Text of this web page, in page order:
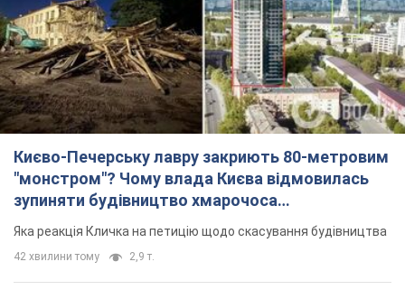
Києво-Печерську лавру закриють 80-метровим
"монстром"? Чому влада Києва відмовилась
зупиняти будівництво хмарочоса
"московського вірянина"
Яка реакція Кличка на петицію щодо скасування будівництва
42 хвилини тому 2,9 т.